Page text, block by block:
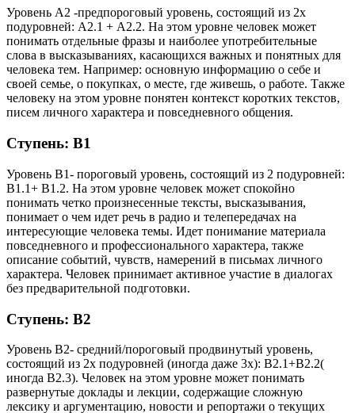
Уровень А2 -предпороговый уровень, состоящий из 2х
подуровней: А2.1 + А2.2. На этом уровне человек может
понимать отдельные фразы и наиболее употребительные
слова в высказываниях, касающихся важных и понятных для
человека тем. Например: основную информацию о себе и
своей семье, о покупках, о месте, где живешь, о работе. Также
человеку на этом уровне понятен контекст коротких текстов,
писем личного характера и повседневного общения.
Ступень: B1
Уровень B1- пороговый уровень, состоящий из 2 подуровней:
B1.1+ B1.2. На этом уровне человек может спокойно
понимать четко произнесенные тексты, высказывания,
понимает о чем идет речь в радио и телепередачах на
интересующие человека темы. Идет понимание материала
повседневного и профессионального характера, также
описание событий, чувств, намерений в письмах личного
характера. Человек принимает активное участие в диалогах
без предварительной подготовки.
Ступень: B2
Уровень B2- средний/пороговый продвинутый уровень,
состоящий из 2х подуровней (иногда даже 3х): B2.1+B2.2(
иногда B2.3). Человек на этом уровне может понимать
развернутые доклады и лекции, содержащие сложную
лексику и аргументацию, новости и репортажи о текущих